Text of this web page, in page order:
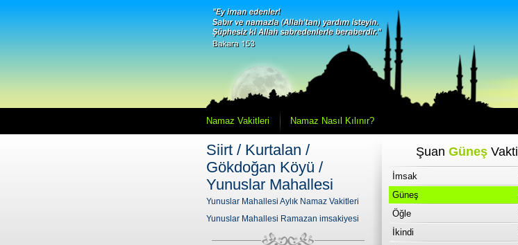
Namaz Vakitleri Namaz Nasıl Kılınır?
Siirt / Kurtalan /
Gökdoğan Köyü /
Yunuslar Mahallesi
Yunuslar Mahallesi Aylık Namaz Vakitleri
Yunuslar Mahallesi Ramazan imsakiyesi
Şuan GüneşVakti
İmsak
Güneş
Öğle
İkindi